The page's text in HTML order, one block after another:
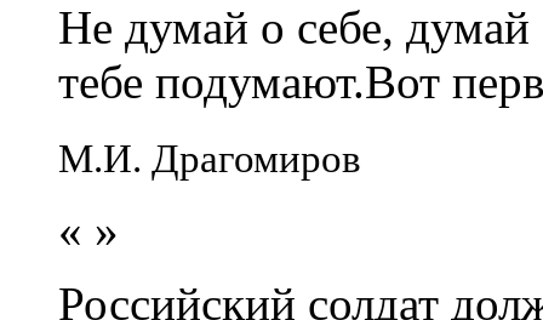
Не думай о себе,
тебе подумают.Вот
М.И. Драгомиров
« »
Российский солдат